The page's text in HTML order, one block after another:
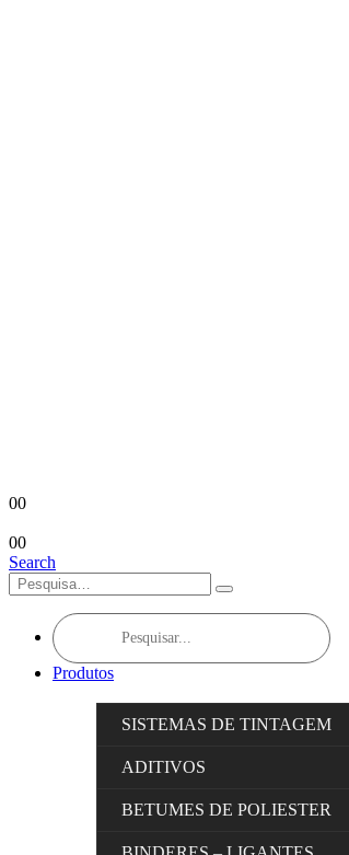
00
00
Search
Products
search
Produtos
SISTEMAS DE TINTAGEM
ADITIVOS
BETUMES DE POLIESTER